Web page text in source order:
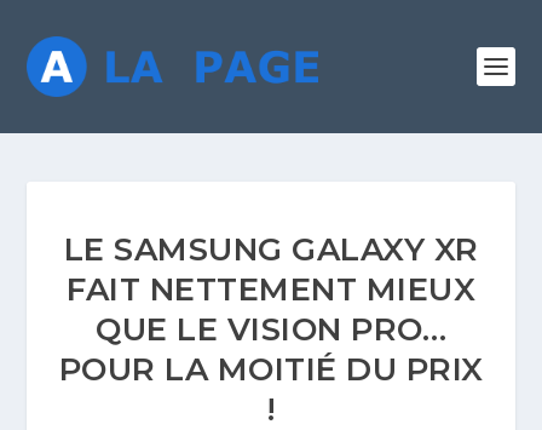
LE SAMSUNG GALAXY XR
FAIT NETTEMENT MIEUX
QUE LE VISION PRO…
POUR LA MOITIÉ DU PRIX
!